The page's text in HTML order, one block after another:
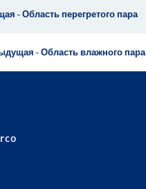
- Область влажного пара
- Область перегретого пара